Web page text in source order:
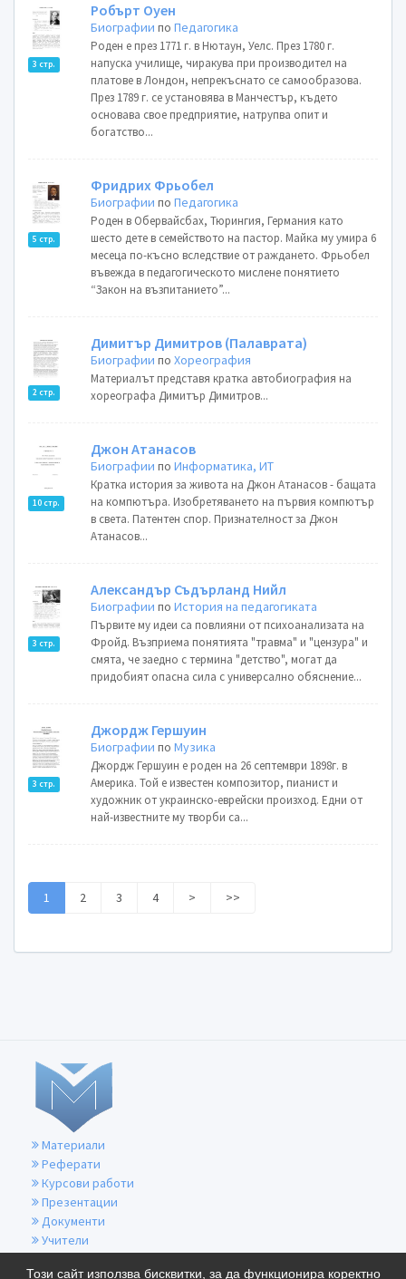
3 стр.
Робърт Оуен
Биографии поПедагогика
Роден е през 1771 г. в Нютаун, Уелс. През 1780 г.
напуска училище, чиракува при производител на
платове в Лондон, непрекъснато се самообразова.
През 1789 г. се установява в Манчестър, където
основава свое предприятие, натрупва опит и
богатство...
5 стр.
Фридрих Фрьобел
Биографии поПедагогика
Роден в Обервайсбах, Тюрингия, Германия като
шесто дете в семейството на пастор. Майка му умира 6
месеца по-късно вследствие от раждането. Фрьобел
въвежда в педагогическото мислене понятието
“Закон на възпитанието”...
2 стр.
Димитър Димитров (Палаврата)
Биографии поХореография
Материалът представя кратка автобиография на
хореографа Димитър Димитров...
10 стр.
Джон Атанасов
Биографии поИнформатика, ИТ
Кратка история за живота на Джон Атанасов - бащата
на компютъра. Изобретяването на първия компютър
в света. Патентен спор. Признателност за Джон
Атанасов...
3 стр.
Александър Съдърланд Нийл
Биографии поИстория на педагогиката
Първите му идеи са повлияни от психоанализата на
Фройд. Възприема понятията "травма" и "цензура" и
смята, че заедно с термина "детство", могат да
придобият опасна сила с универсално обяснение...
3 стр.
Джордж Гершуин
Биографии поМузика
Джордж Гершуин е роден на 26 септември 1898г. в
Америка. Той е известен композитор, пианист и
художник от украинско-еврейски произход. Едни от
най-известните му творби са...
1 2 3 4 > >>
Този сайт използва бисквитки, за да функционира коректно
Материали
Реферати
Курсови работи
Презентации
Документи
Учители